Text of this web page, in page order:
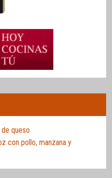
queso
con pollo, manzana y